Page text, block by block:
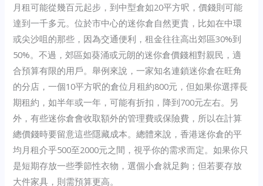
月租可能從幾百元起步，到中型倉如20平方呎，價錢則可能
達到一千多元。位於市中心的迷你倉自然更貴，比如在中環
或尖沙咀的那些，因為交通便利，租金往往高出郊區30%到
50%。不過，郊區如葵涌或元朗的迷你倉價錢相對親民，適
合預算有限的用戶。舉例來說，一家知名連鎖迷你倉在旺角
的分店，一個10平方呎的倉位月租約800元，但如果你選擇長
期租約，如半年或一年，可能有折扣，降到700元左右。另
外，有些迷你倉會收取額外的管理費或保險費，所以在計算
總價錢時要留意這些隱藏成本。總體來說，香港迷你倉的平
均月租介乎500至2000元之間，視乎你的需求而定。如果你只
是短期存放一些季節性衣物，選個小倉就足夠；但若要存放
大件家具，則需預算更高。